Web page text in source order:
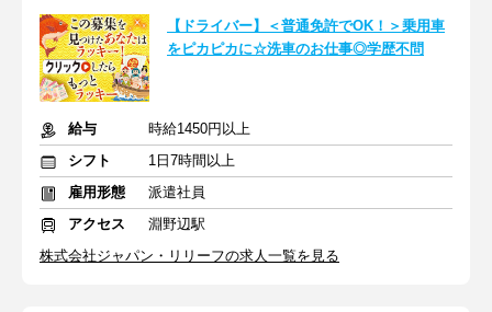
【ドライバー】＜普通免許でOK！＞乗用車
をピカピカに☆洗車のお仕事◎学歴不問
給与
時給1450円以上
シフト
1日7時間以上
雇用形態
派遣社員
アクセス
淵野辺駅
株式会社ジャパン・リリーフの求人一覧を見る